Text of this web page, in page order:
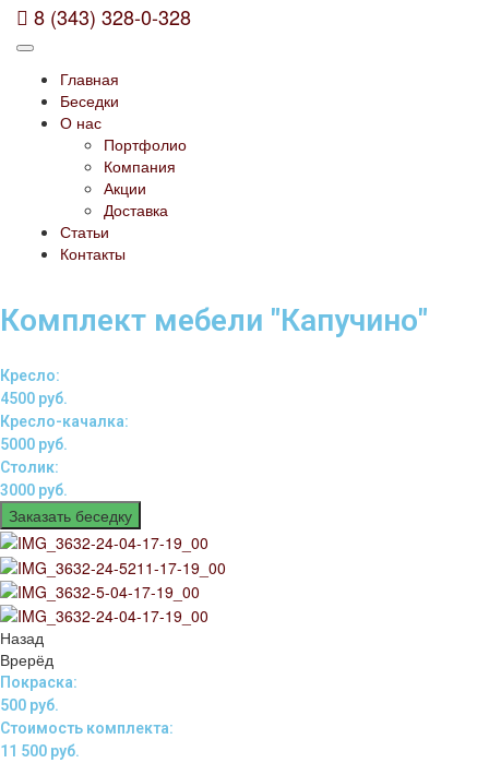
8 (343) 328-0-328
Главная
Беседки
О нас
Портфолио
Компания
Акции
Доставка
Статьи
Контакты
Комплект мебели "Капучино"
Кресло:
4500 руб.
Кресло-качалка:
5000 руб.
Столик:
3000 руб.
Заказать беседку
Назад
Врерёд
Покраска:
500 руб.
Стоимость комплекта:
11 500 руб.